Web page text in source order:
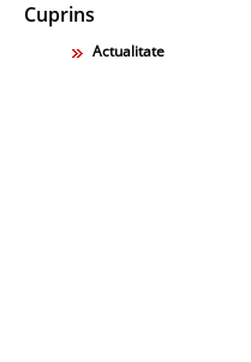
Cuprins
Actualitate